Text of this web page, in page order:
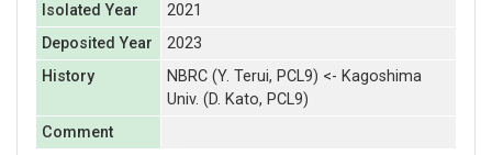
Isolated Year
2021
Deposited Year
2023
History
NBRC (Y. Terui, PCL9) <- Kagoshima
Univ. (D. Kato, PCL9)
Comment